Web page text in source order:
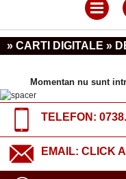
» CARTI DIGITALE »
Momentan nu sunt
TELEFON:
EMAIL: CLICK